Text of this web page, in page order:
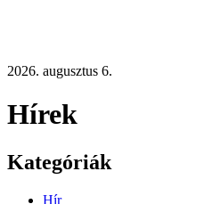
2026. augusztus 6.
Hírek
Kategóriák
Hír